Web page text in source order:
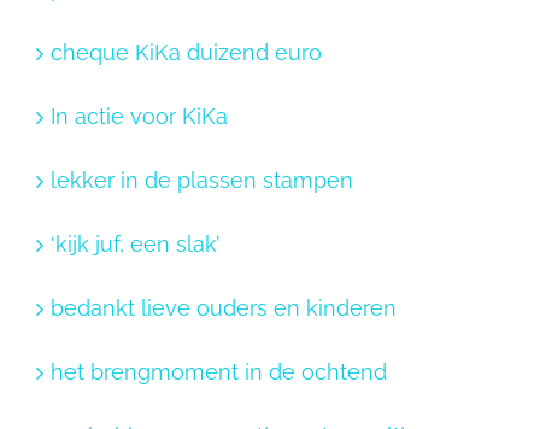
cheque KiKa duizend euro
In actie voor KiKa
lekker in de plassen stampen
‘kijk juf, een slak’
bedankt lieve ouders en kinderen
het brengmoment in de ochtend